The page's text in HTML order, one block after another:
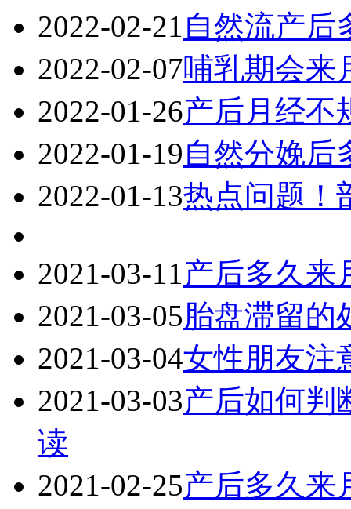
2022-02-21 自然流产后
2022-02-07哺乳期会来
2022-01-26产后月经不
2022-01-19自然分娩后
2022-01-13热点问题！
2021-03-11产后多久来
2021-03-05胎盘滞留的
2021-03-04女性朋友注
2021-03-03产后如何判
读
2021-02-25产后多久来